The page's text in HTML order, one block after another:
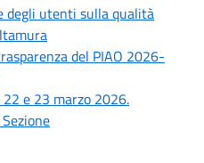
degli utenti sulla qualità
del PIAO 2026-
e 23 marzo 2026.